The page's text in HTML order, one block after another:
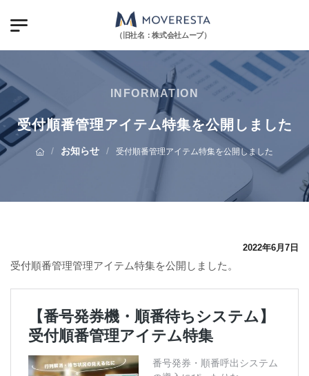
（旧社名：株式会社ムーブ）
INFORMATION
受付順番管理アイテム特集を公開しました
/ お知らせ / 受付順番管理アイテム特集を公開しました
2022年6月7日
受付順番管理管理アイテム特集を公開しました。